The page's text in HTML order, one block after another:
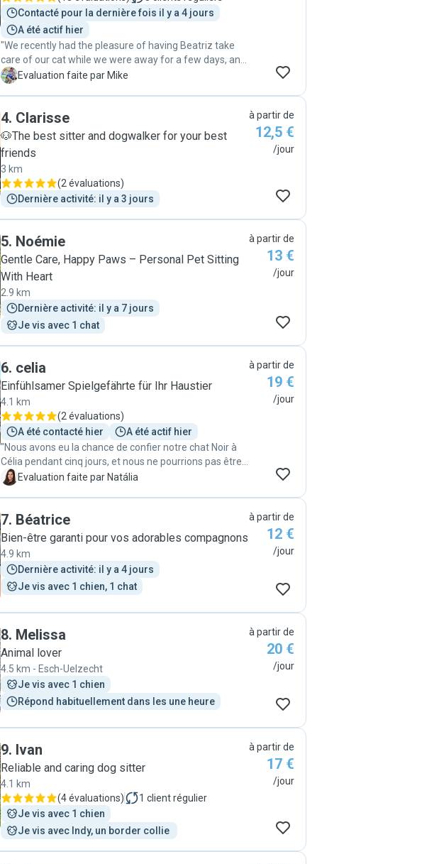
Contacté pour la dernière fois il y a 4 jours
A été actif hier
"We recently had the pleasure of having Beatriz take
care of our cat while we were away for a few days, and
we couldn’t be happier with her service. Beatriz visited
time she spent with our cat during each visit. It was
clear that she genuinely cared about our pet’s well-
us peace of mind, knowing that our cat was in good
hands. We highly recommend Beatriz to anyone looking
for a reliable and caring pet sitter. Thank you, Beatriz,
for going above and beyond!"
M Evaluation faite par Mike
4. Clarisse
🐶The best sitter and dogwalker for your best
friends
3 km
(2 évaluations)
Dernière activité: il y a 3 jours
à partir de
12,5 €
/jour
5. Noémie
Gentle Care, Happy Paws – Personal Pet Sitting
With Heart
2.9 km
Dernière activité: il y a 7 jours
Je vis avec 1 chat
à partir de
13 €
/jour
6. celia
Einfühlsamer Spielgefährte für Ihr Haustier
4.1 km
(2 évaluations)
A été contacté hier
A été actif hier
"Nous avons eu la chance de confier notre chat Noir à
Célia pendant cinq jours, et nous ne pourrions pas être
plus satisfaits. Célia a été tout simplement incroyable :
particulière, mais dès notre retour, il était détendu,
serein et manifestement heureux. Cela prouve à quel
point il s’est senti en sécurité et bien entouré. Célia a su
créer un lien de confiance avec lui, ce qui n’est pas
toujours facile avec un animal fragile. Nous sommes
profondément reconnaissants pour les soins qu’elle lui
N Evaluation faite par Natália
à partir de
19 €
/jour
7. Béatrice
Bien-être garanti pour vos adorables compagnons
4.9 km
Dernière activité: il y a 4 jours
Je vis avec 1 chien, 1 chat
à partir de
12 €
/jour
8. Melissa
Animal lover
4.5 km - Esch-Uelzecht
Je vis avec 1 chien
Répond habituellement dans les une heure
à partir de
20 €
/jour
9. Ivan
Reliable and caring dog sitter
4.1 km
(4 évaluations) 1 client régulier
Je vis avec 1 chien
Je vis avec Indy, un border collie
à partir de
17 €
/jour